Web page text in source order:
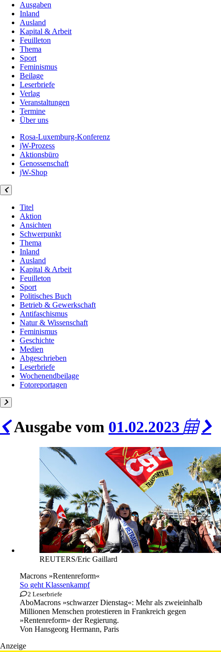
Ausgaben
Inland
Ausland
Kapital & Arbeit
Feuilleton
Thema
Sport
Feminismus
Beilage
Leserbriefe
Verlag
Veranstaltungen
Termine
Über uns
Rosa-Luxemburg-Konferenz
jW-Prozess
Aktionsbüro
Genossenschaft
jW-Shop
Titel
Aktion
Ansichten
Schwerpunkt
Thema
Inland
Ausland
Kapital & Arbeit
Feuilleton
Sport
Politisches Buch
Betrieb & Gewerkschaft
Antifaschismus
Natur & Wissenschaft
Feminismus
Geschichte
Medien
Abgeschrieben
Leserbriefe
Wochenendbeilage
Fotoreportagen
Ausgabe vom 01.02.2023
REUTERS/Eric Gaillard
Macrons »Rentenreform«
So geht Klassenkampf
2 Leserbriefe
AboMacrons »schwarzer Dienstag«: Mehr als zweieinhalb
Millionen Menschen protestieren in Frankreich gegen
»Rentenreform« der Regierung.
Von Hansgeorg Hermann, Paris
Anzeige